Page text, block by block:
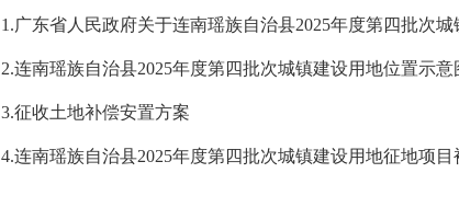
1.广东省人民政府关于连南瑶族自治县2025年度第四批次城
2.连南瑶族自治县2025年度第四批次城镇建设用地位置示意
3.征收土地补偿安置方案
4.连南瑶族自治县2025年度第四批次城镇建设用地征地项目